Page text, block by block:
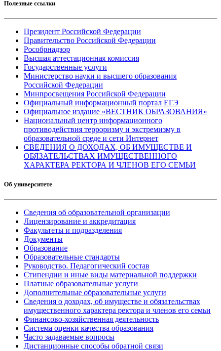
Полезные ссылки
Президент Российской Федерации
Правительство Российской Федерации
Рособрнадзор
Высшая аттестационная комиссия
Государственные услуги
Министерство науки и высшего образования
Российской Федерации
Минпросвещения Российской Федерации
Официальный информационный портал ЕГЭ
Официальное издание «ВЕСТНИК ОБРАЗОВАНИЯ»
Национальный центр информационного
противодействия терроризму и экстремизму в
образовательной среде и сети Интернет
СВЕДЕНИЯ О ДОХОДАХ, ОБ ИМУЩЕСТВЕ И
ОБЯЗАТЕЛЬСТВАХ ИМУЩЕСТВЕННОГО
ХАРАКТЕРА РЕКТОРА И ЧЛЕНОВ ЕГО СЕМЬИ
Об университете
Сведения об образовательной организации
Лицензирование и аккредитация
Факультеты и подразделения
Документы
Образование
Образовательные стандарты
Руководство. Педагогический состав
Стипендии и иные виды материальной поддержки
Платные образовательные услуги
Дополнительные образовательные услуги
Сведения о доходах, об имуществе и обязательствах
имущественного характера ректора и членов его семьи
Финансово-хозяйственная деятельность
Система оценки качества образования
Часто задаваемые вопросы
Дистанционные способы обратной связи